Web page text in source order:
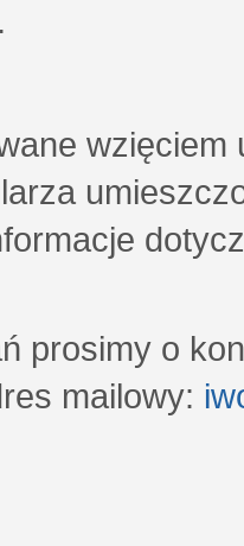
wzięciem
prosimy o
mailowy: